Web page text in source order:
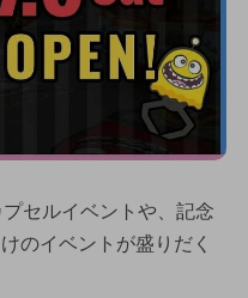
セルイベントや、記念
のイベントが盛りだく